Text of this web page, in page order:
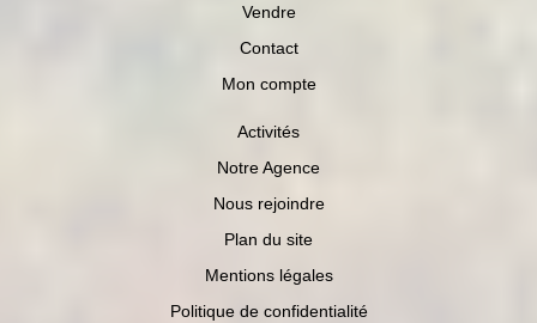
Vendre
Contact
Mon compte
Activités
Notre Agence
Nous rejoindre
Plan du site
Mentions légales
Politique de confidentialité